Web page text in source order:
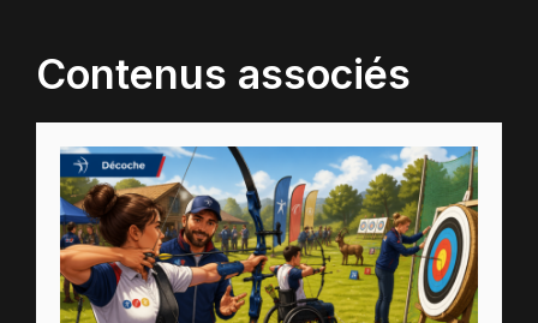
Contenus associés